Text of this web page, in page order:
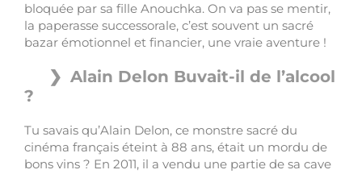
bloquée par sa fille Anouchka. On va pas se mentir,
la paperasse successorale, c’est souvent un sacré
bazar émotionnel et financier, une vraie aventure !
Alain Delon Buvait-il de l’alcool
?
Tu savais qu’Alain Delon, ce monstre sacré du
cinéma français éteint à 88 ans, était un mordu de
bons vins ? En 2011, il a vendu une partie de sa cave